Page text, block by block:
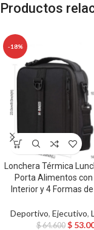
Productos
-18%
Lonchera Térmica
Porta Alimentos
Interior y 4 Formas
Deportivo, Ejecutivo,
$64.600 $